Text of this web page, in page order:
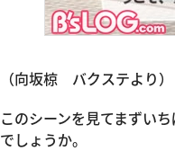
（向坂椋 バクステより）
このシーンを見てまずい
でしょうか。